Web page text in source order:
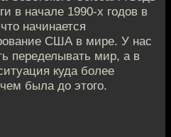
в начале 1990-х годов в
начинается
США в мире. У нас
переделывать мир, а в
куда более
была до этого.